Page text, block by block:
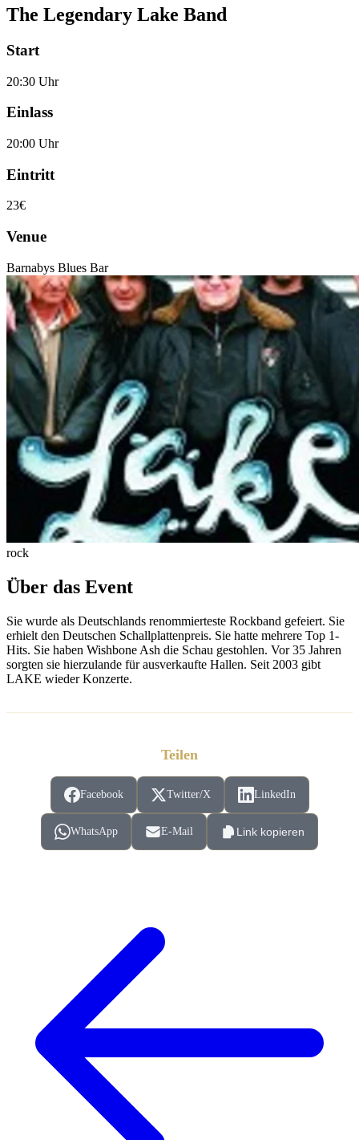
The Legendary Lake Band
Start
20:30 Uhr
Einlass
20:00 Uhr
Eintritt
23€
Venue
Barnabys Blues Bar
rock
Über das Event
Sie wurde als Deutschlands renommierteste Rockband gefeiert. Sie
erhielt den Deutschen Schallplattenpreis. Sie hatte mehrere Top 1-
Hits. Sie haben Wishbone Ash die Schau gestohlen. Vor 35 Jahren
sorgten sie hierzulande für ausverkaufte Hallen. Seit 2003 gibt
LAKE wieder Konzerte.
Teilen
Facebook Twitter/X LinkedIn
WhatsApp E-Mail Link kopieren